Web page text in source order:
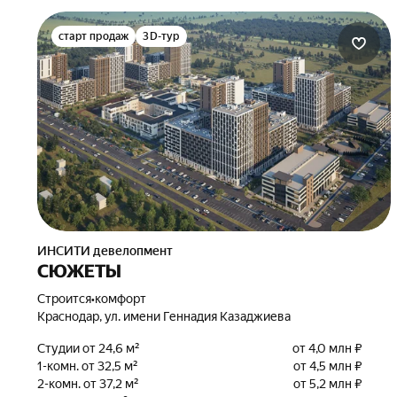
старт продаж 3D-тур
ИНСИТИ девелопмент
СЮЖЕТЫ
Строится•комфорт
Краснодар, ул. имени Геннадия Казаджиева
Студии от 24,6 м²
от 4,0 млн ₽
1-комн. от 32,5 м²
от 4,5 млн ₽
2-комн. от 37,2 м²
от 5,2 млн ₽